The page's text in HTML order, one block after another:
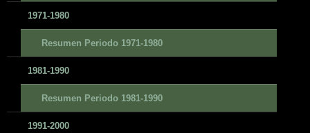
1971-1980
Resumen Periodo 1971-1980
1981-1990
Resumen Periodo 1981-1990
1991-2000